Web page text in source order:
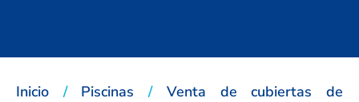
Inicio / Piscinas / Venta de cubiertas de